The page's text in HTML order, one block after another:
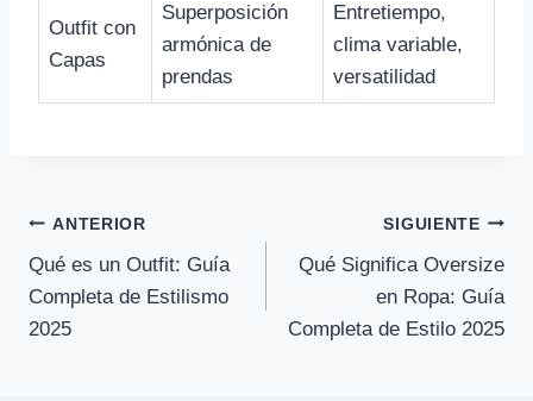
Outfit con
Capas
Superposición
armónica de
prendas
Entretiempo,
clima variable,
versatilidad
Navegación
de
entradas
ANTERIOR
Qué es un Outfit: Guía
Completa de Estilismo
2025
SIGUIENTE
Qué Significa Oversize
en Ropa: Guía
Completa de Estilo 2025